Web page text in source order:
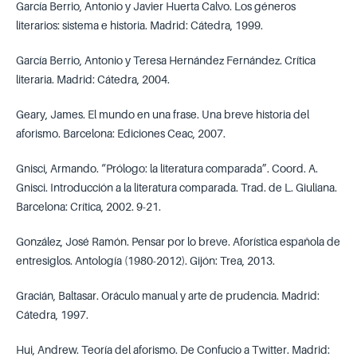
García Berrio, Antonio y Javier Huerta Calvo. Los géneros
literarios: sistema e historia. Madrid: Cátedra, 1999.
García Berrio, Antonio y Teresa Hernández Fernández. Crítica
literaria. Madrid: Cátedra, 2004.
Geary, James. El mundo en una frase. Una breve historia del
aforismo. Barcelona: Ediciones Ceac, 2007.
Gnisci, Armando. “Prólogo: la literatura comparada”. Coord. A.
Gnisci. Introducción a la literatura comparada. Trad. de L. Giuliana.
Barcelona: Crítica, 2002. 9-21.
González, José Ramón. Pensar por lo breve. Aforística española de
entresiglos. Antología (1980-2012). Gijón: Trea, 2013.
Gracián, Baltasar. Oráculo manual y arte de prudencia. Madrid:
Cátedra, 1997.
Hui, Andrew. Teoría del aforismo. De Confucio a Twitter. Madrid: